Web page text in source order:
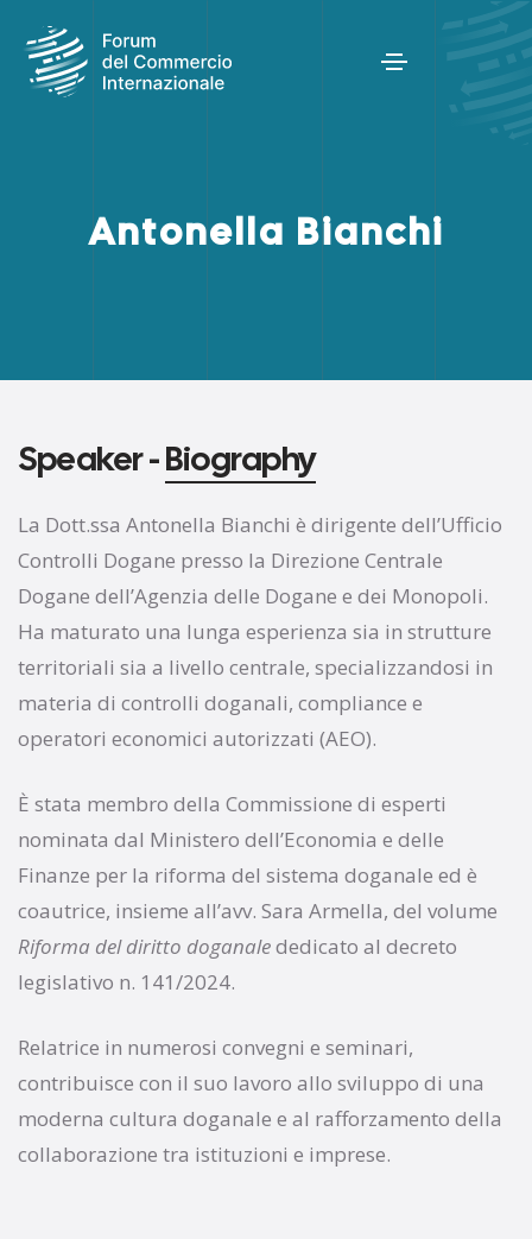
Antonella Bianchi
Speaker -Biography
La Dott.ssa Antonella Bianchi è dirigente dell’Ufficio
Controlli Dogane presso la Direzione Centrale
Dogane dell’Agenzia delle Dogane e dei Monopoli.
Ha maturato una lunga esperienza sia in strutture
territoriali sia a livello centrale, specializzandosi in
materia di controlli doganali, compliance e
operatori economici autorizzati (AEO).
È stata membro della Commissione di esperti
nominata dal Ministero dell’Economia e delle
Finanze per la riforma del sistema doganale ed è
coautrice, insieme all’avv. Sara Armella, del volume
Riforma del diritto doganalededicato al decreto
legislativo n. 141/2024.
Relatrice in numerosi convegni e seminari,
contribuisce con il suo lavoro allo sviluppo di una
moderna cultura doganale e al rafforzamento della
collaborazione tra istituzioni e imprese.